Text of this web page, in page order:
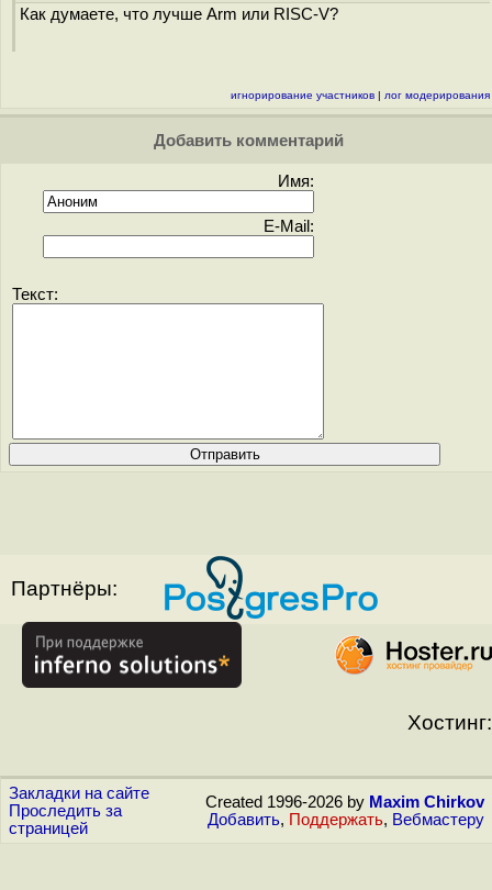
Как думаете, что лучше Arm или RISC-V?
игнорирование участников | лог модерирования
Добавить комментарий
Имя:
E-Mail:
Текст:
Партнёры:
Хостинг:
Закладки на сайте
Проследить за
страницей
Created 1996-2026 by Maxim Chirkov
Добавить, Поддержать, Вебмастеру